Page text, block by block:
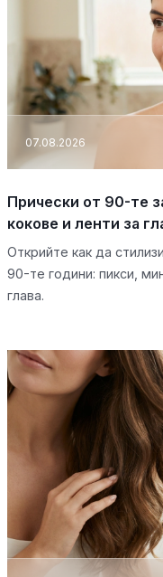
07.08.2026
Прически от 90-те
кокове и ленти за
Открийте как да
90-те години: пикси,
глава.